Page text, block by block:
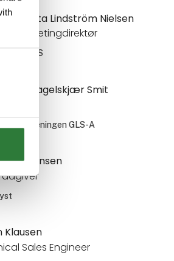
Lindström Nielsen
& Marketingdirektør
ApS
Marie Hagelskjær Smit
GLS-A
Jensen
Klausen
Sales Engineer